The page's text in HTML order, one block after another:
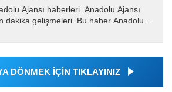
Ajansı haberleri. Anadolu Ajansı
dakika gelişmeleri. Bu haber Anadolu
tarafından...
DÖNMEK İÇİN TIKLAYINIZ